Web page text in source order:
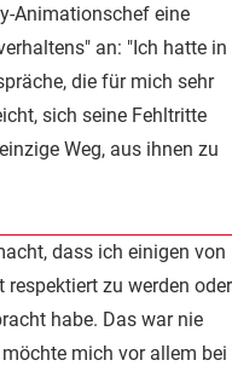
Animationschef eine
an: "Ich hatte in
die für mich sehr
sich seine Fehltritte
Weg, aus ihnen zu
dass ich einigen von
respektiert zu werden oder
habe. Das war nie
mich vor allem bei